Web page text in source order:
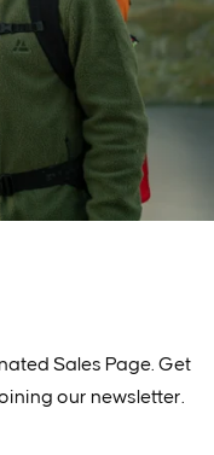
Sales Page. Get
our newsletter.